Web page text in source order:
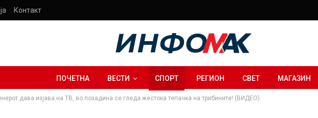
Контакт
ПОЧЕТНА ВЕСТИ СПОРТ РЕГИОН СВЕТ МАГАЗИН
дава изјава на ТВ, во позадина се гледа жестока тепачка на трибините! (ВИДЕО)